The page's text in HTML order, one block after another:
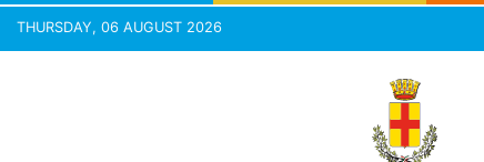
THURSDAY, 06 AUGUST 2026